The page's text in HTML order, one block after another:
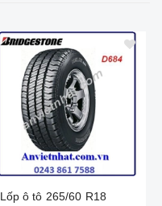
Lốp ô tô 265/60 R18